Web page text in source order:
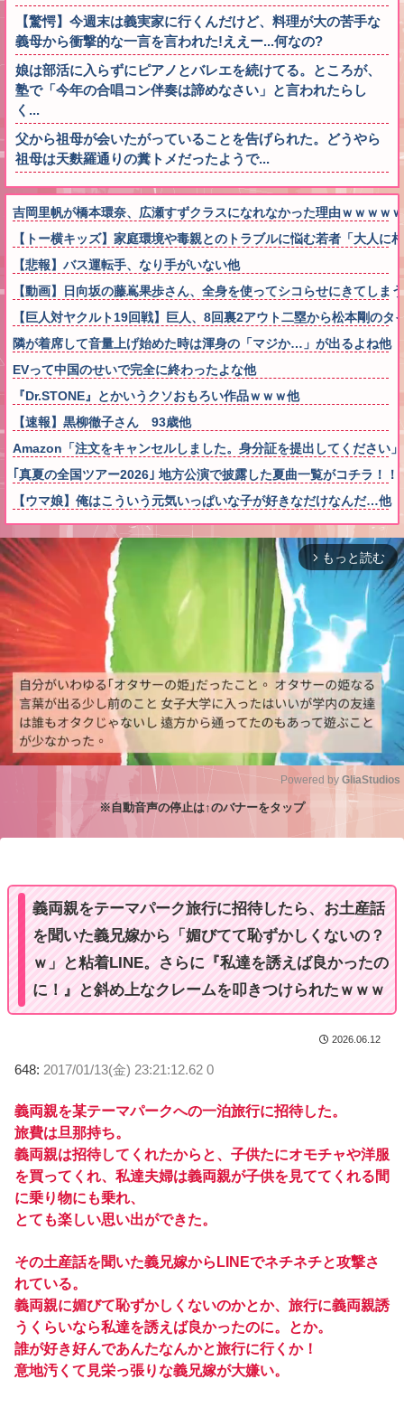
【驚愕】今週末は義実家に行くんだけど、料理が大の苦手な
義母から衝撃的な一言を言われた!ええー...何なの?
娘は部活に入らずにピアノとバレエを続けてる。ところが、
塾で「今年の合唱コン伴奏は諦めなさい」と言われたらし
く...
父から祖母が会いたがっていることを告げられた。どうやら
祖母は天麩羅通りの糞トメだったようで...
吉岡里帆が橋本環奈、広瀬すずクラスになれなかった理由ｗｗｗｗ
【トー横キッズ】家庭環境や毒親とのトラブルに悩む若者「大人
【悲報】バス運転手、なり手がいない他
【動画】日向坂の藤嶌果歩さん、全身を使ってシコらせにきてしま
【巨人対ヤクルト19回戦】巨人、8回裏2アウト二塁から松本剛の
隣が着席して音量上げ始めた時は渾身の「マジか…」が出るよね他
EVって中国のせいで完全に終わったよな他
『Dr.STONE』とかいうクソおもろい作品ｗｗｗ他
【速報】黒柳徹子さん 93歳他
Amazon「注文をキャンセルしました。身分証を提出してください
｢真夏の全国ツアー2026｣ 地方公演で披露した夏曲一覧がコチラ！
【ウマ娘】俺はこういう元気いっぱいな子が好きなだけなんだ…他
arrow_forward_ios もっと読む
Powered by GliaStudios
※自動音声の停止は↑のバナーをタップ
義両親をテーマパーク旅行に招待したら、お土産話
を聞いた義兄嫁から「媚びてて恥ずかしくないの？
ｗ」と粘着LINE。さらに『私達を誘えば良かったの
に！』と斜め上なクレームを叩きつけられたｗｗｗ
2026.06.12
648: 2017/01/13(金) 23:21:12.62 0
義両親を某テーマパークへの一泊旅行に招待した。
旅費は旦那持ち。
義両親は招待してくれたからと、子供たにオモチャや洋服
を買ってくれ、私達夫婦は義両親が子供を見ててくれる間
に乗り物にも乗れ、
とても楽しい思い出ができた。
その土産話を聞いた義兄嫁からLINEでネチネチと攻撃さ
れている。
義両親に媚びて恥ずかしくないのかとか、旅行に義両親誘
うくらいなら私達を誘えば良かったのに。とか。
誰が好き好んであんたなんかと旅行に行くか！
意地汚くて見栄っ張りな義兄嫁が大嫌い。